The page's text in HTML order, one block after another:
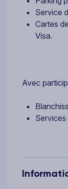
Service
Cartes
Visa.
Avec